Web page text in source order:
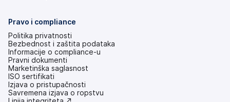
Pravo i compliance
Politika privatnosti
Bezbednost i zaštita podataka
Informacije o compliance-u
Pravni dokumenti
Marketinška saglasnost
ISO sertifikati
Izjava o pristupačnosti
(otvara
Savremena izjava o ropstvu